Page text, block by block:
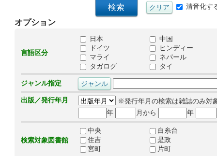
清音化す
オプション
言語区分
日本
中国
ドイツ
ヒンディー
マライ
ネパール
タガログ
タイ
ジャンル指定
出版／発行年月
※発行年月の検索は雑誌のみ対
年
月から 年
検索対象図書館
中央
白糸台
住吉
是政
宮町
片町